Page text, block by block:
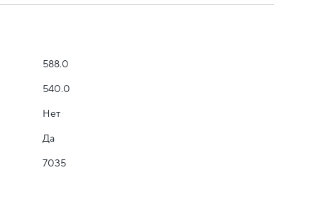
588.0
540.0
Нет
Да
7035